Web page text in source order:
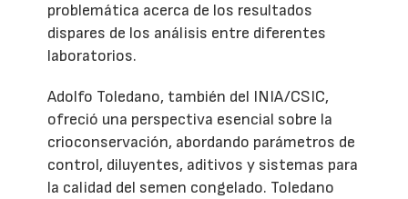
problemática acerca de los resultados
dispares de los análisis entre diferentes
laboratorios.
Adolfo Toledano, también del INIA/CSIC,
ofreció una perspectiva esencial sobre la
crioconservación, abordando parámetros de
control, diluyentes, aditivos y sistemas para
la calidad del semen congelado. Toledano